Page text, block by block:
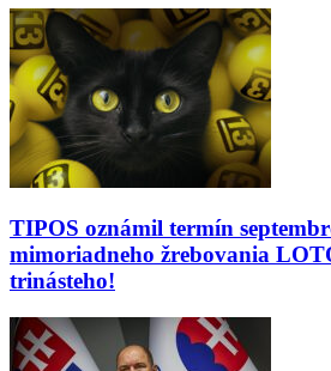
TIPOS oznámil termín
mimoriadneho žrebovania
trinásteho!